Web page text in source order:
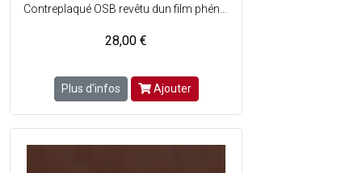
28,00 €
Plus d'infos Ajouter